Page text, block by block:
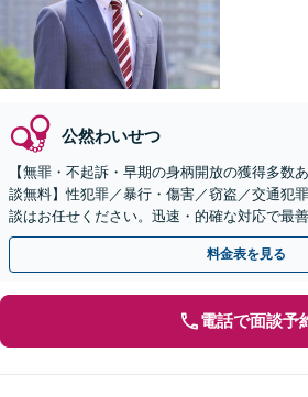
公然わいせつ
【無罪・不起訴・早期の身柄開放の獲得多数
談無料】性犯罪／暴行・傷害／窃盗／交通犯
談はお任せください。迅速・的確な対応で最
【年間100件もの相談に対応】被害者の方も
料金表を見る
電話で面談予